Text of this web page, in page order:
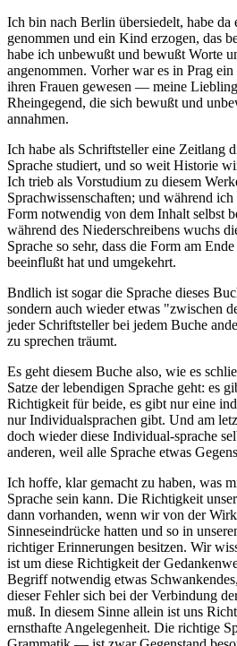
Ich bin nach Berlin übersiedelt, habe da
genommen und ein Kind erzogen, das
habe ich unbewußt und bewußt Worte
angenommen. Vorher war es in Prag
ihren Frauen gewesen — meine
Rheingegend, die sich bewußt und
annahmen.
Ich habe als Schriftsteller eine Zeitlang
Sprache studiert, und so weit Historie
Ich trieb als Vorstudium zu diesem
Sprachwissenschaften; und während
Form notwendig von dem Inhalt selbst
während des Niederschreibens wuchs
Sprache so sehr, dass die Form am
beeinflußt hat und umgekehrt.
Bndlich ist sogar die Sprache dieses
sondern auch wieder etwas "zwischen
jeder Schriftsteller bei jedem Buche
zu sprechen träumt.
Es geht diesem Buche also, wie es
Satze der lebendigen Sprache geht: es
Richtigkeit für beide, es gibt nur eine
nur Individualsprachen gibt. Und am
doch wieder diese Individual-sprache
anderen, weil alle Sprache etwas
Ich hoffe, klar gemacht zu haben, was
Sprache sein kann. Die Richtigkeit
dann vorhanden, wenn wir von der
Sinneseindrücke hatten und so in
richtiger Erinnerungen besitzen. Wir
ist um diese Richtigkeit der
Begriff notwendig etwas
dieser Fehler sich bei der Verbindung
muß. In diesem Sinne allein ist uns
ernsthafte Angelegenheit. Die richtige